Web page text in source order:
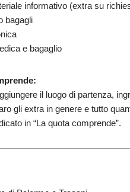
informativo (extra su
bagagli
e bagaglio
il luogo di partenza,
gli extra in genere e tutto
in “La quota comprende”.